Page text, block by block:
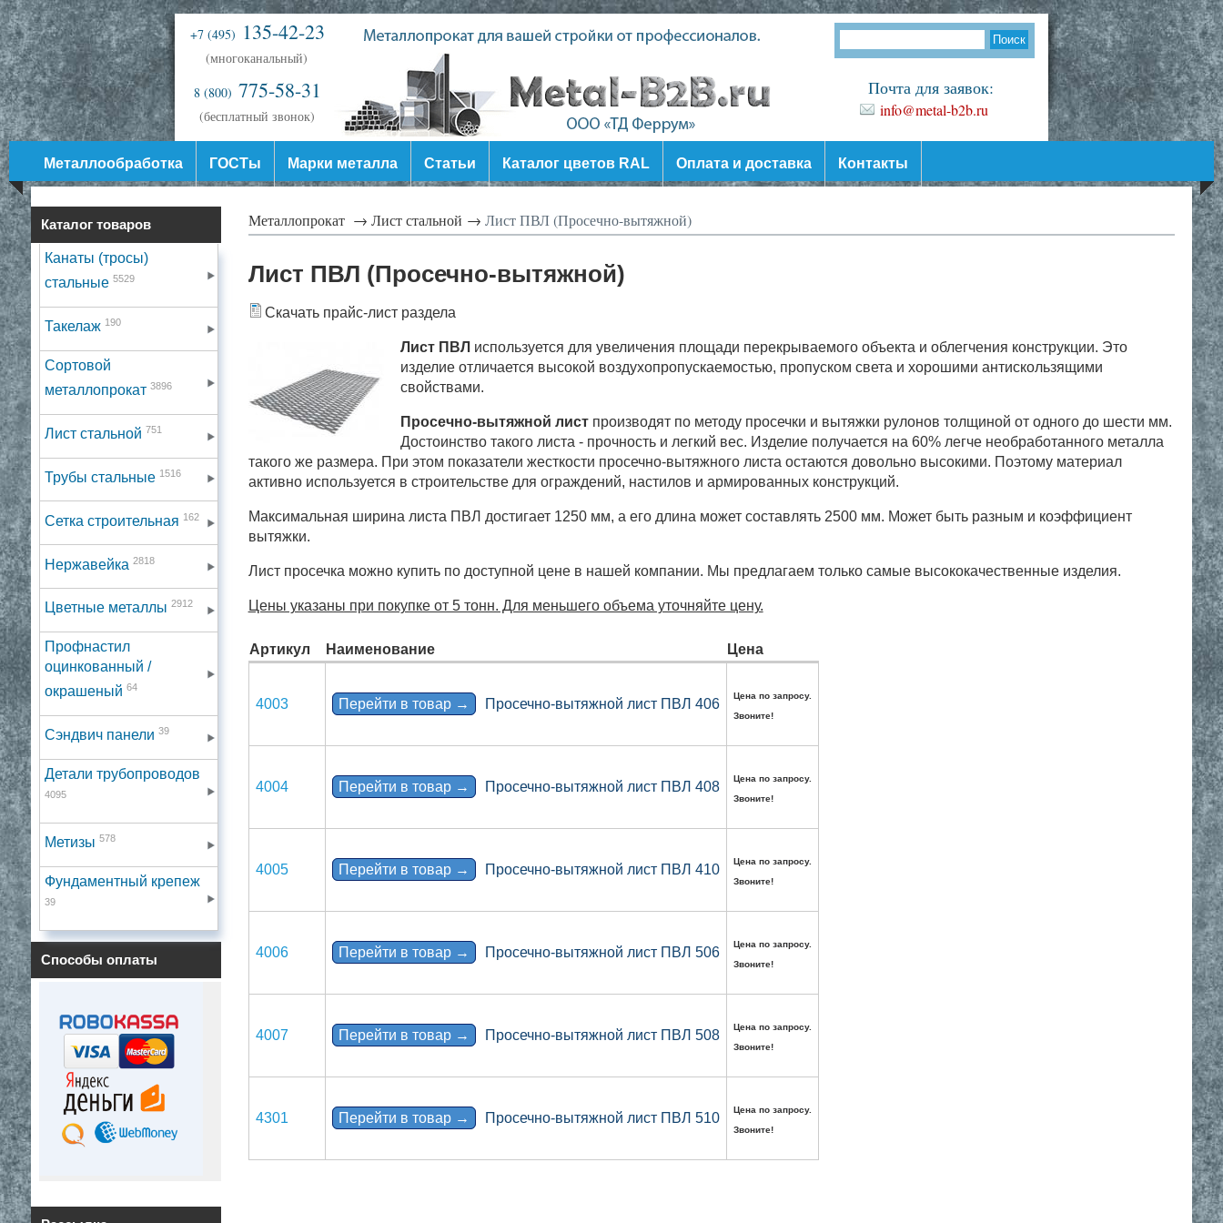
Почта для заявок:
info@metal-b2b.ru
+7 (495) 135-42-23
(многоканальный)
8 (800) 775-58-31
(бесплатный звонок)
Металлообработка ГОСТы Марки металла Статьи Каталог цветов RAL Оплата и доставка Контакты
Каталог товаров
Канаты (тросы)
стальные 5529
Такелаж 190
Сортовой
металлопрокат 3896
Лист стальной 751
Трубы стальные 1516
Сетка строительная 162
Нержавейка 2818
Цветные металлы 2912
Профнастил
оцинкованный /
окрашеный 64
Сэндвич панели 39
Детали трубопроводов
4095
Метизы 578
Фундаментный крепеж
39
Способы оплаты
Металлопрокат → Лист стальной → Лист ПВЛ (Просечно-вытяжной)
Лист ПВЛ (Просечно-вытяжной)
Скачать прайс-лист раздела
Лист ПВЛ используется для увеличения площади перекрываемого объекта и облегчения конструкции. Это
изделие отличается высокой воздухопропускаемостью, пропуском света и хорошими антискользящими
свойствами.
Просечно-вытяжной листпроизводят по методу просечки и вытяжки рулонов толщиной от одного до шести мм.
Достоинство такого листа - прочность и легкий вес. Изделие получается на 60% легче необработанного металла
такого же размера. При этом показатели жесткости просечно-вытяжного листа остаются довольно высокими. Поэтому материал
активно используется в строительстве для ограждений, настилов и армированных конструкций.
Максимальная ширина листа ПВЛ достигает 1250 мм, а его длина может составлять 2500 мм. Может быть разным и коэффициент
вытяжки.
Лист просечка можно купить по доступной цене в нашей компании. Мы предлагаем только самые высококачественные изделия.
Цены указаны при покупке от 5 тонн. Для меньшего объема уточняйте цену.
Артикул Наименование Цена
4003 Перейти в товар → Просечно-вытяжной лист ПВЛ 406
Цена по запросу.
Звоните!
4004 Перейти в товар → Просечно-вытяжной лист ПВЛ 408
Цена по запросу.
Звоните!
4005 Перейти в товар → Просечно-вытяжной лист ПВЛ 410
Цена по запросу.
Звоните!
4006 Перейти в товар → Просечно-вытяжной лист ПВЛ 506
Цена по запросу.
Звоните!
4007 Перейти в товар → Просечно-вытяжной лист ПВЛ 508
Цена по запросу.
Звоните!
4301 Перейти в товар → Просечно-вытяжной лист ПВЛ 510
Цена по запросу.
Звоните!